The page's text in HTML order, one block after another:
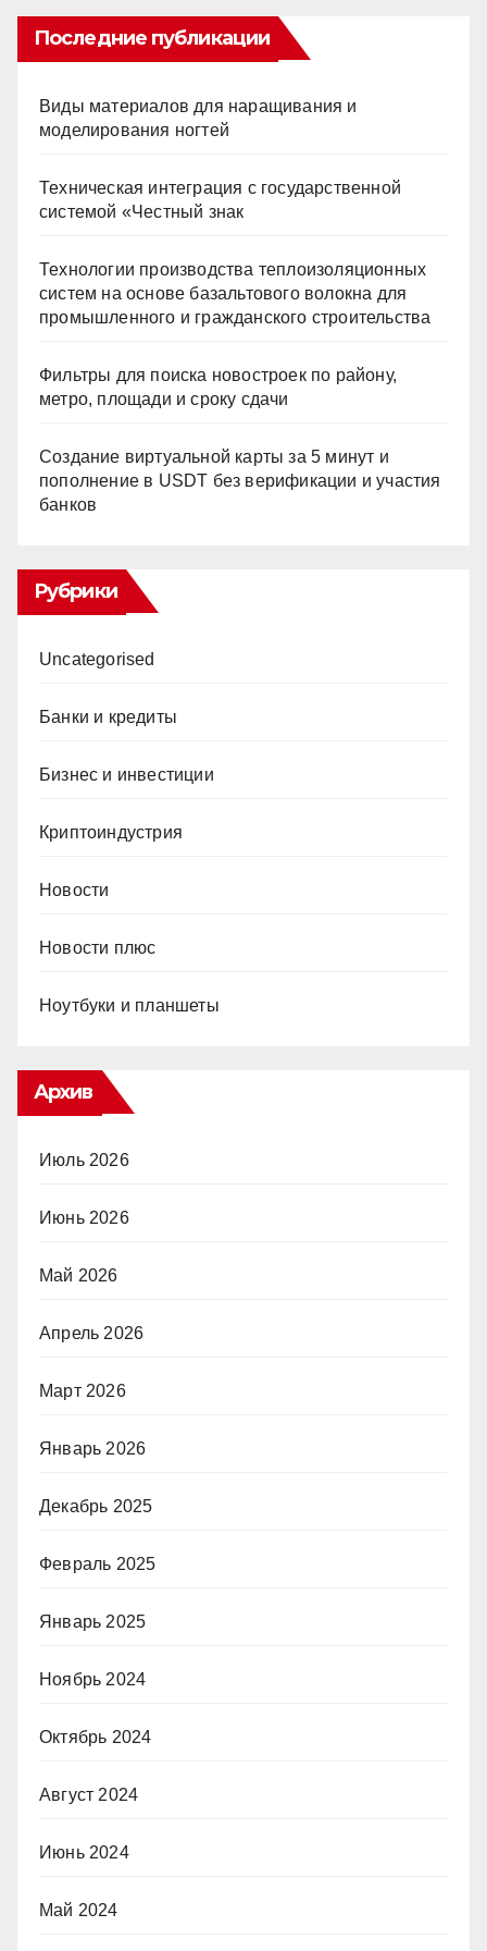
Последние публикации
Виды материалов для наращивания и
моделирования ногтей
Техническая интеграция с государственной
системой «Честный знак
Технологии производства теплоизоляционных
систем на основе базальтового волокна для
промышленного и гражданского строительства
Фильтры для поиска новостроек по району,
метро, площади и сроку сдачи
Создание виртуальной карты за 5 минут и
пополнение в USDT без верификации и участия
банков
Рубрики
Uncategorised
Банки и кредиты
Бизнес и инвестиции
Криптоиндустрия
Новости
Новости плюс
Ноутбуки и планшеты
Архив
Июль 2026
Июнь 2026
Май 2026
Апрель 2026
Март 2026
Январь 2026
Декабрь 2025
Февраль 2025
Январь 2025
Ноябрь 2024
Октябрь 2024
Август 2024
Июнь 2024
Май 2024